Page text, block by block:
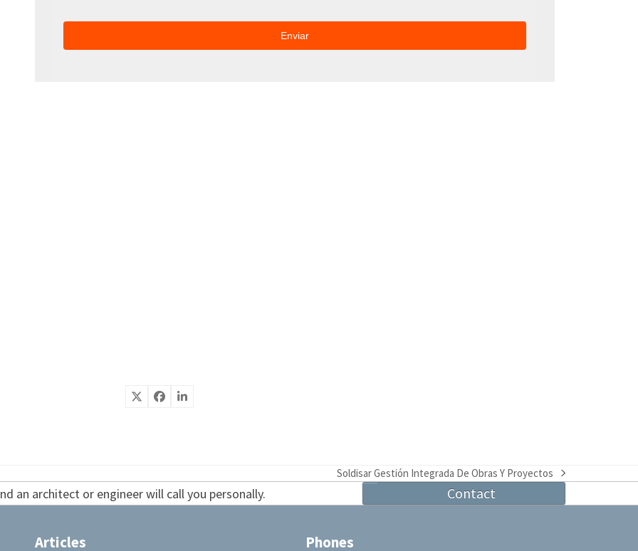
next
Soldisar Gestión Integrada De Obras Y Proyectos
an architect or engineer will call you personally. Contact
Articles Phones